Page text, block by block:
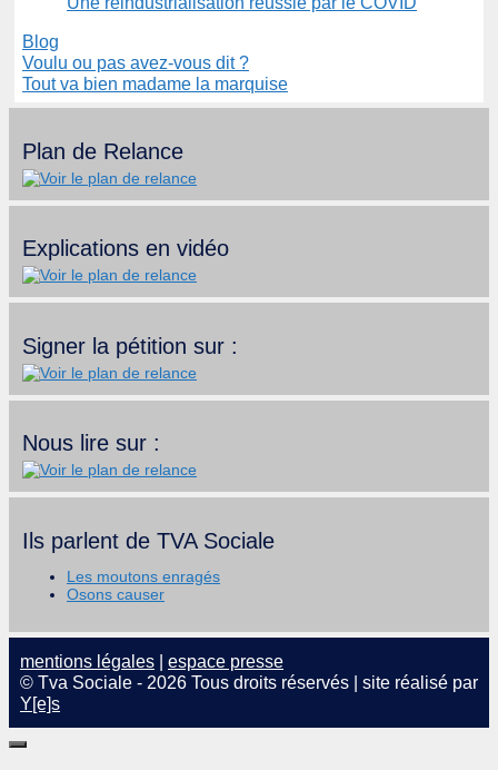
Catégories
Blog
Voulu ou pas avez-vous dit ?
Tout va bien madame la marquise
Plan de Relance
Explications en vidéo
Signer la pétition sur :
Nous lire sur :
Ils parlent de TVA Sociale
Les moutons enragés
Osons causer
mentions légales
espace presse
© Tva Sociale - 2026 Tous droits réservés | site réalisé par
Y[e]s
Fermer